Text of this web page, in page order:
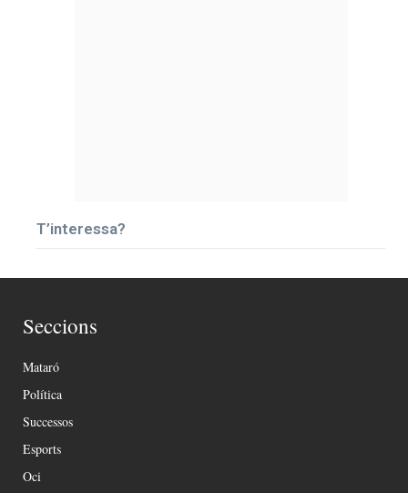
T’interessa?
Seccions
Mataró
Política
Successos
Esports
Oci